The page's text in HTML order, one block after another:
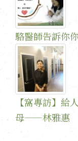
駱醫師告訴你
【窩專訪】給
母——林雅惠